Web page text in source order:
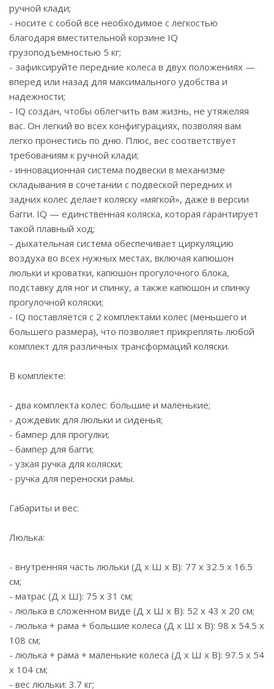
ручной клади;
- носите с собой все необходимое с легкостью
благодаря вместительной корзине IQ
грузоподъемностью 5 кг;
- зафиксируйте передние колеса в двух положениях —
вперед или назад для максимального удобства и
надежности;
- IQ создан, чтобы облегчить вам жизнь, не утяжеляя
вас. Он легкий во всех конфигурациях, позволяя вам
легко пронестись по дню. Плюс, вес соответствует
требованиям к ручной клади;
- инновационная система подвески в механизме
складывания в сочетании с подвеской передних и
задних колес делает коляску «мягкой», даже в версии
багги. IQ — единственная коляска, которая гарантирует
такой плавный ход;
- дыхательная система обеспечивает циркуляцию
воздуха во всех нужных местах, включая капюшон
люльки и кроватки, капюшон прогулочного блока,
подставку для ног и спинку, а также капюшон и спинку
прогулочной коляски;
- IQ поставляется с 2 комплектами колес (меньшего и
большего размера), что позволяет прикреплять любой
комплект для различных трансформаций коляски.
В комплекте:
- два комплекта колес: большие и маленькие;
- дождевик для люльки и сиденья;
- бампер для прогулки;
- бампер для багги;
- узкая ручка для коляски;
- ручка для переноски рамы.
Габариты и вес:
Люлька:
- внутренняя часть люльки (Д х Ш х В): 77 x 32.5 x 16.5
см;
- матрас (Д х Ш): 75 x 31 см;
- люлька в сложенном виде (Д х Ш х В): 52 x 43 x 20 см;
- люлька + рама + большие колеса (Д х Ш х В): 98 x 54.5 x
108 см;
- люлька + рама + маленькие колеса (Д х Ш х В): 97.5 x 54
x 104 см;
- вес люльки: 3.7 кг;